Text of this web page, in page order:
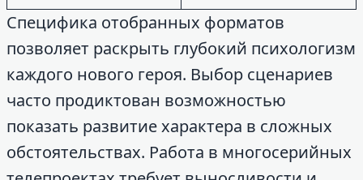
Специфика отобранных форматов
позволяет раскрыть глубокий психологизм
каждого нового героя. Выбор сценариев
часто продиктован возможностью
показать развитие характера в сложных
обстоятельствах. Работа в многосерийных